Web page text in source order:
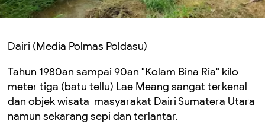
Dairi (Media Polmas Poldasu)
Tahun 1980an sampai 90an "Kolam Bina Ria" kilo
meter tiga (batu tellu) Lae Meang sangat terkenal
dan objek wisata masyarakat Dairi Sumatera Utara
namun sekarang sepi dan terlantar.